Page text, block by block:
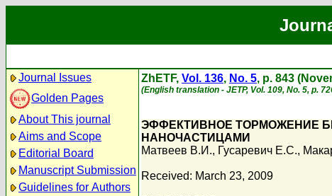
Journal Issues
Golden Pages
About This journal
Aims and Scope
Editorial Board
Manuscript Submission
Guidelines for Authors
ZhETF, Vol. 136, No. 5, p. 843
(English translation - JETP, Vol. 109, No. 5, p.
ЭФФЕКТИВНОЕ ТОРМОЖЕНИЕ
НАНОЧАСТИЦАМИ
Матвеев В.И., Гусаревич Е.С.,
Received: March 23, 2009